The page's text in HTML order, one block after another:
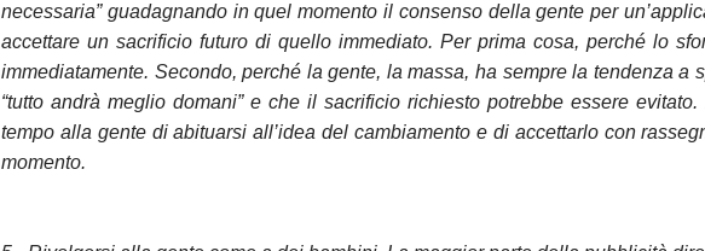
necessaria” guadagnando in quel momento il consenso della gente per
accettare un sacrificio futuro di quello immediato. Per prima cosa, perché lo
immediatamente. Secondo, perché la gente, la massa, ha sempre la tendenza a
“tutto andrà meglio domani” e che il sacrificio richiesto potrebbe essere
tempo alla gente di abituarsi all’idea del cambiamento e di accettarlo con
momento.